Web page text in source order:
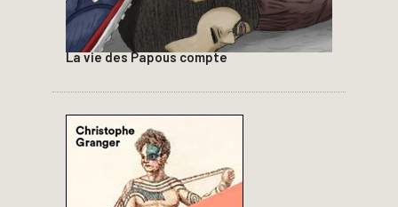
La vie des Papous compte